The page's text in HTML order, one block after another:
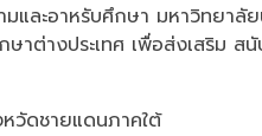
ละอาหรับศึกษา มหาวิทยาลั
าต่างประเทศ เพื่อส่งเสริม ส
วัดชายแดนภาคใต้